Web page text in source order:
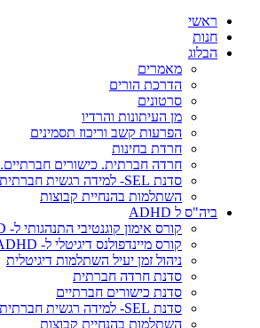
ראשי
חנות
הבלוג
מאמרים
הדרכת הורים
סרטונים
מן העיתונות והרדיו
הפרעות קשב וריכוז תסמינים
חרדת בחינות
חרדה חברתית. כישורים חברתיים.
סדנת SEL- למידה רגשית חברתית
השתלמות בהנחיית קבוצות
ביה"ס ל ADHD
קורס אימון קוגנטיבי התנהגותי ל- ADHD
קורס מיינדפולנס דיגיטלי ל- ADHD
ניהול זמן יעיל השתלמות דיגיטלית
סדנת חרדה חברתית
סדנת כישורים חברתיים
סדנת SEL- למידה רגשית חברתית
השתלמות בהנחיית קבוצות